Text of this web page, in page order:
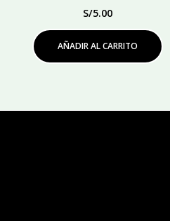
S/5.00
AÑADIR AL CARRITO